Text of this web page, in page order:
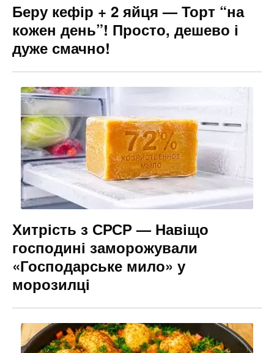
Беру кефір + 2 яйця — Торт “на
кожен день”! Просто, дешево і
дуже смачно!
Хитрість з СРСР — Навіщо
господині заморожували
«Господарське мило» у
морозилці